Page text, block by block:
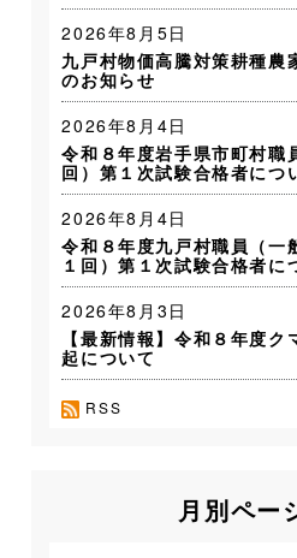
2026年8月5日
九戸村物価高騰対策耕種農
のお知らせ
2026年8月4日
令和８年度岩手県市町村職
回）第１次試験合格者につ
2026年8月4日
令和８年度九戸村職員（一
１回）第１次試験合格者に
2026年8月3日
【最新情報】令和８年度
起について
RSS
月別ペー